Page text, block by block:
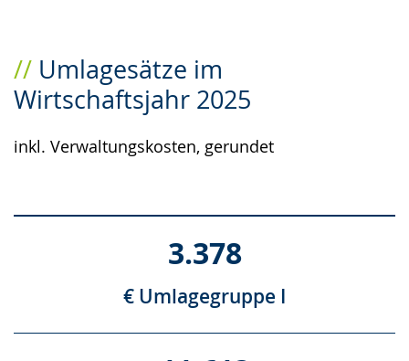
Umlagesätze im
Wirtschaftsjahr 2025
inkl. Verwaltungskosten, gerundet
3.378
€ Umlagegruppe I